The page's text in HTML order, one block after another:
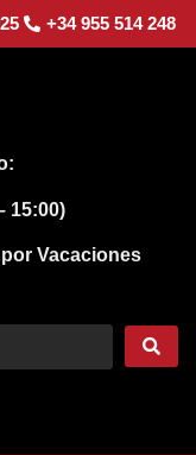
+34 955 514 248
15:00)
Vacaciones